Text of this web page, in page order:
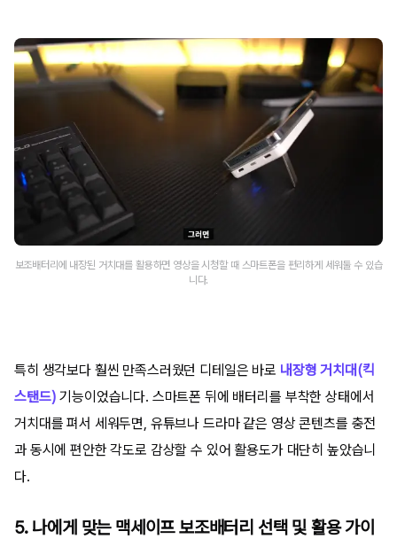
보조배터리에 내장된 거치대를 활용하면 영상을 시청할 때 스마트폰을 편리하게 세워둘 수 있습
니다.
특히 생각보다 훨씬 만족스러웠던 디테일은 바로 내장형 거치대(킥
스탠드) 기능이었습니다. 스마트폰 뒤에 배터리를 부착한 상태에서
거치대를 펴서 세워두면, 유튜브나 드라마 같은 영상 콘텐츠를 충전
과 동시에 편안한 각도로 감상할 수 있어 활용도가 대단히 높았습니
다.
5. 나에게 맞는 맥세이프 보조배터리 선택 및 활용 가이